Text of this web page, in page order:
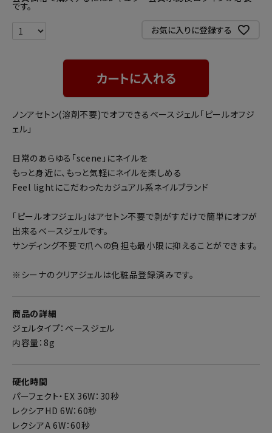
です。
お気に入りに登録する
カートに入れる
ノンアセトン(溶剤不要)でオフできるベースジェル「ピールオフジ
ェル」
日常のあらゆる「scene」にネイルを
もっと身近に、もっと気軽にネイルを楽しめる
Feel lightにこだわったカジュアル系ネイルブランド
「ピールオフジェル」はアセトン不要で剥がすだけで簡単にオフが
出来るベースジェルです。
サンディング不要で爪への負担も最小限に抑えることができます。
※シーナのクリアジェルは化粧品登録済みです。
商品の詳細
ジェルタイプ：ベースジェル
内容量：8g
硬化時間
パーフェクト・EX 36W：30秒
レクシアHD 6W：60秒
レクシアA 6W：60秒